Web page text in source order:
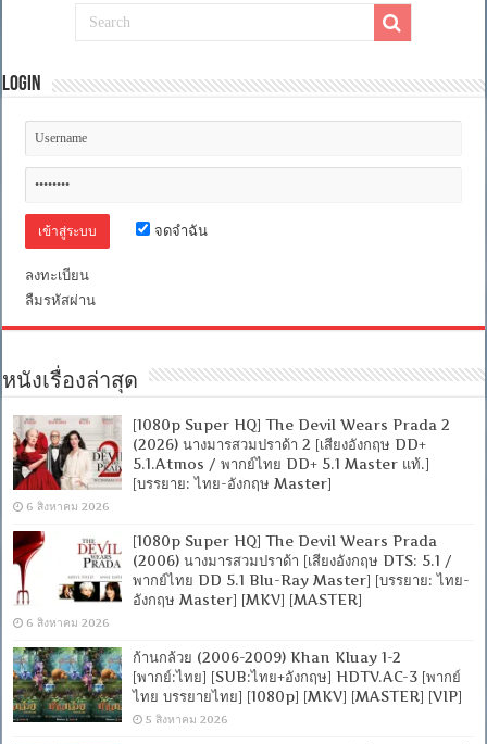
Login
จดจำฉัน
ลงทะเบียน
ลืมรหัสผ่าน
หนังเรื่องล่าสุด
[1080p Super HQ] The Devil Wears Prada 2
(2026) นางมารสวมปราด้า 2 [เสียงอังกฤษ DD+
5.1.Atmos / พากย์ไทย DD+ 5.1 Master แท้.]
[บรรยาย: ไทย-อังกฤษ Master]
6 สิงหาคม 2026
[1080p Super HQ] The Devil Wears Prada
(2006) นางมารสวมปราด้า [เสียงอังกฤษ DTS: 5.1 /
พากย์ไทย DD 5.1 Blu-Ray Master] [บรรยาย: ไทย-
อังกฤษ Master] [MKV] [MASTER]
6 สิงหาคม 2026
ก้านกล้วย (2006-2009) Khan Kluay 1-2
[พากย์:ไทย] [SUB:ไทย+อังกฤษ] HDTV.AC-3 [พากย์
ไทย บรรยายไทย] [1080p] [MKV] [MASTER] [VIP]
5 สิงหาคม 2026